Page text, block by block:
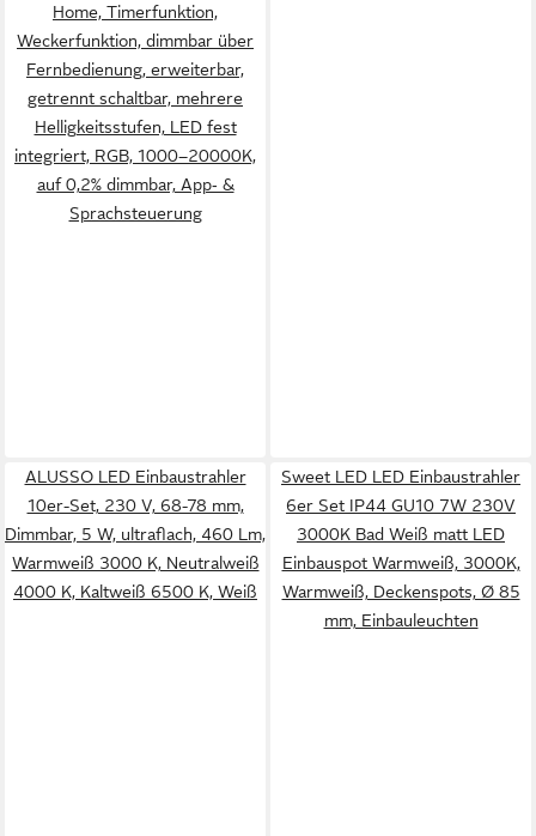
Home, Timerfunktion,
Weckerfunktion, dimmbar über
Fernbedienung, erweiterbar,
getrennt schaltbar, mehrere
Helligkeitsstufen, LED fest
integriert, RGB, 1000–20000K,
auf 0,2% dimmbar, App‑ &
Sprachsteuerung
ALUSSO LED Einbaustrahler
10er-Set, 230 V, 68-78 mm,
Dimmbar, 5 W, ultraflach, 460 Lm,
Warmweiß 3000 K, Neutralweiß
4000 K, Kaltweiß 6500 K, Weiß
Sweet LED LED Einbaustrahler
6er Set IP44 GU10 7W 230V
3000K Bad Weiß matt LED
Einbauspot Warmweiß, 3000K,
Warmweiß, Deckenspots, Ø 85
mm, Einbauleuchten